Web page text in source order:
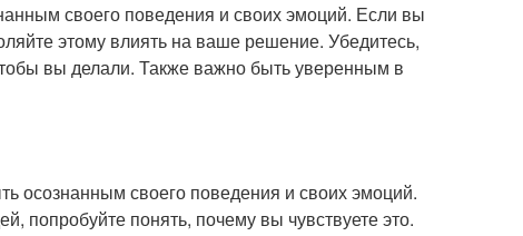
своего поведения и своих эмоций. Если вы
этому влиять на ваше решение. Убедитесь,
вы делали. Также важно быть уверенным в
осознанным своего поведения и своих эмоций.
попробуйте понять, почему вы чувствуете это.